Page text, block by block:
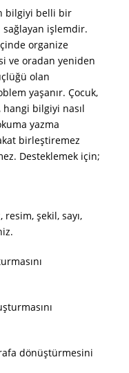
bilgiyi belli bir
sağlayan işlemdir.
organize
ve oradan yeniden
olan
yaşanır. Çocuk,
bilgiyi nasıl
yazma
birleştiremez
Desteklemek için;
şekil, sayı,
dönüştürmesini